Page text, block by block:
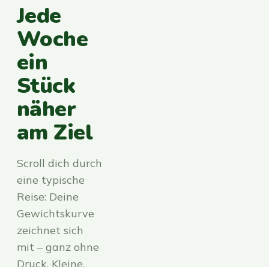
Jede
Woche
ein
Stück
näher
am Ziel
Scroll dich durch
eine typische
Reise: Deine
Gewichtskurve
zeichnet sich
mit – ganz ohne
Druck. Kleine,